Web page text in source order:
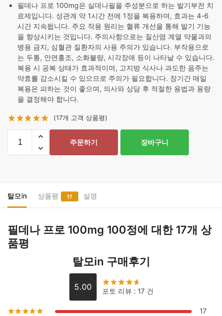
필데나 프로 100mg은 실데나필을 주성분으로 하는 발기부전 치
료제입니다. 성관계 약 1시간 전에 1정을 복용하며, 효과는 4-6
시간 지속됩니다. 주요 작용 원리는 혈류 개선을 통해 발기 기능
을 향상시키는 것입니다. 주의사항으로는 질산염 계열 약물과의
병용 금지, 심혈관 질환자의 사용 주의가 있습니다. 부작용으로
는 두통, 안면홍조, 소화불량, 시각장애 등이 나타날 수 있습니다.
복용 시 공복 상태가 효과적이며, 고지방 식사나 과도한 음주는
약효를 감소시킬 수 있으므로 주의가 필요합니다. 장기간 매일
복용은 피하는 것이 좋으며, 의사와 상담 후 적절한 용법과 용량
을 결정해야 합니다.
(17개 고객 상품평)
100mg
100
수
량
주문하기 장바구니
탈모in 상품평 17 설명
필데나 프로 100mg 100정에 대한 17개 상
품평
탈모in 구매후기
5.00 포토 리뷰 : 17 건
17